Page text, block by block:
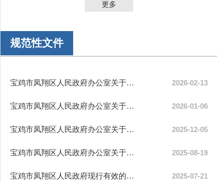
更多
规范性文件
宝鸡市凤翔区人民政府办公室关于公布宝... 2026-02-13
宝鸡市凤翔区人民政府办公室关于印发《... 2026-01-06
宝鸡市凤翔区人民政府办公室关于印发《... 2025-12-05
宝鸡市凤翔区人民政府办公室关于印发《... 2025-08-19
宝鸡市凤翔区人民政府现行有效的行政规... 2025-07-21